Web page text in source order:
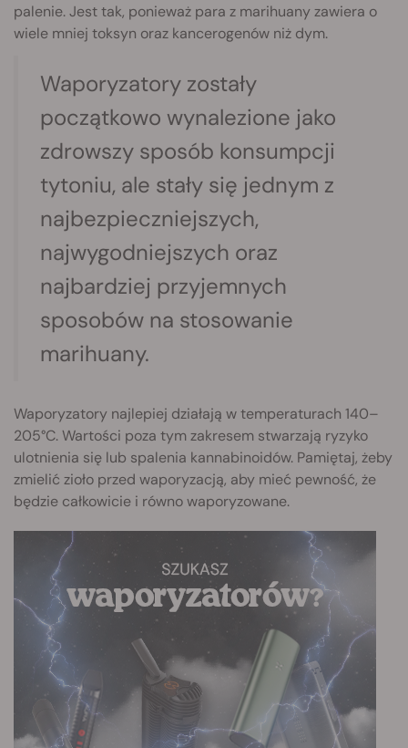
palenie. Jest tak, ponieważ para z marihuany zawiera o
wiele mniej toksyn oraz kancerogenów niż dym.
Waporyzatory zostały
początkowo wynalezione jako
zdrowszy sposób konsumpcji
tytoniu, ale stały się jednym z
najbezpieczniejszych,
najwygodniejszych oraz
najbardziej przyjemnych
sposobów na stosowanie
marihuany.
Waporyzatory najlepiej działają w temperaturach 140–
205°C. Wartości poza tym zakresem stwarzają ryzyko
ulotnienia się lub spalenia kannabinoidów. Pamiętaj, żeby
zmielić zioło przed waporyzacją, aby mieć pewność, że
będzie całkowicie i równo waporyzowane.